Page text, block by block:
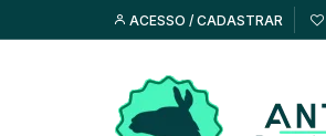
ACESSO / CADASTRAR